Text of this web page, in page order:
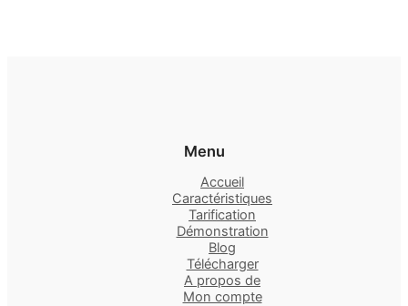
Menu
Accueil
Caractéristiques
Tarification
Démonstration
Blog
Télécharger
A propos de
Mon compte